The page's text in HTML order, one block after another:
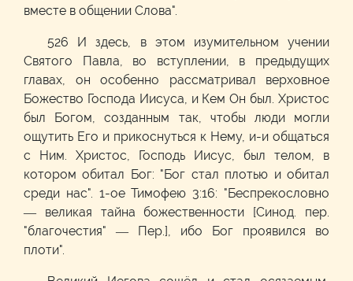
вместе в общении Слова".
526 И здесь, в этом изумительном учении
Святого Павла, во вступлении, в предыдущих
главах, он особенно рассматривал верховное
Божество Господа Иисуса, и Кем Он был. Христос
был Богом, созданным так, чтобы люди могли
ощутить Его и прикоснуться к Нему, и-и общаться
с Ним. Христос, Господь Иисус, был телом, в
котором обитал Бог: "Бог стал плотью и обитал
среди нас". 1-ое Тимофею 3:16: "Беспрекословно
— великая тайна божественности [Синод. пер.
"благочестия" — Пер.], ибо Бог проявился во
плоти".